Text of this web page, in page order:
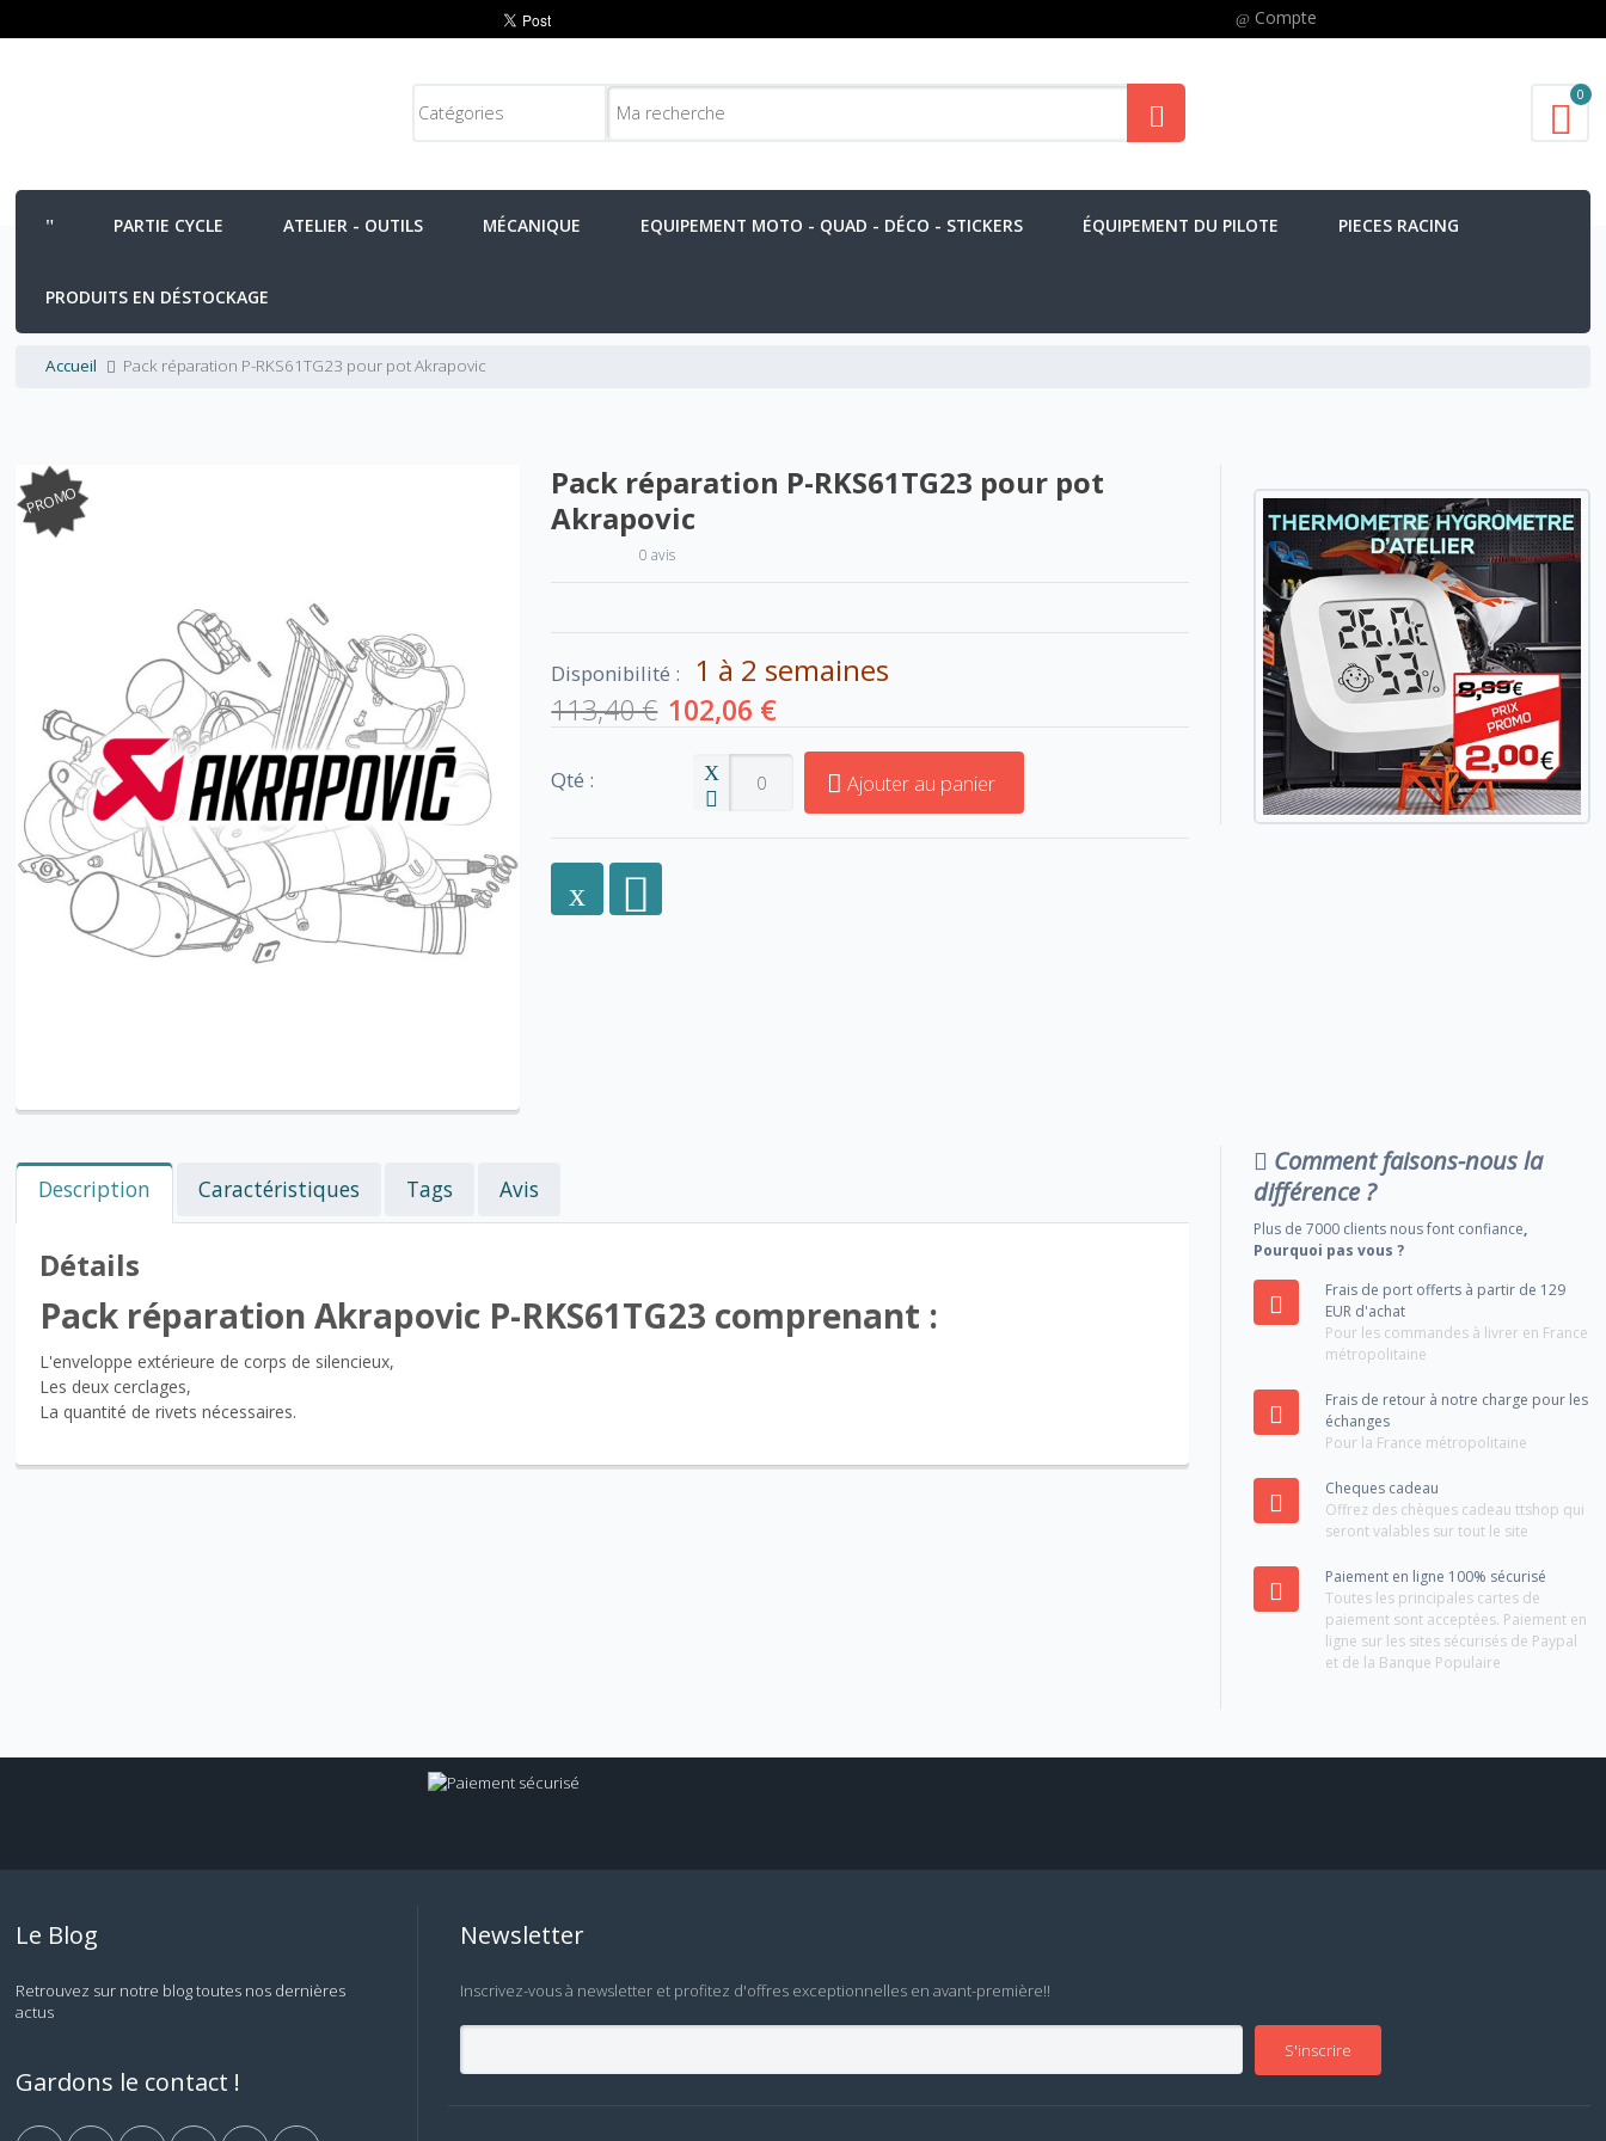
Compte
0
PARTIE CYCLE ATELIER - OUTILS MÉCANIQUE EQUIPEMENT MOTO - QUAD - DÉCO - STICKERS ÉQUIPEMENT DU PILOTE PIECES RACING
PRODUITS EN DÉSTOCKAGE
Accueil Pack réparation P-RKS61TG23 pour pot Akrapovic
PROMO
Pack réparation P-RKS61TG23 pour pot
Akrapovic
0 avis
Disponibilité : 1 à 2 semaines
113,40 € 102,06 €
Qté : Ajouter au panier
Description Caractéristiques Tags Avis
Détails
Pack réparation Akrapovic P-RKS61TG23 comprenant :
L'enveloppe extérieure de corps de silencieux,
Les deux cerclages,
La quantité de rivets nécessaires.
Comment faisons-nous la
différence ?
Plus de 7000 clients nous font confiance,
Pourquoi pas vous ?
Frais de port offerts à partir de 129
EUR d'achat
Pour les commandes à livrer en France
métropolitaine
Frais de retour à notre charge pour les
échanges
Pour la France métropolitaine
Cheques cadeau
Offrez des chèques cadeau ttshop qui
seront valables sur tout le site
Paiement en ligne 100% sécurisé
Toutes les principales cartes de
paiement sont acceptées. Paiement en
ligne sur les sites sécurisés de Paypal
et de la Banque Populaire
Le Blog
Retrouvez sur notre blog toutes nos dernières
actus
Gardons le contact !
Newsletter
Inscrivez-vous à newsletter et profitez d'offres exceptionnelles en avant-première!!
S'inscrire